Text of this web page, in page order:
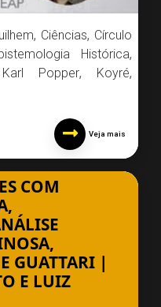
, Ciências, Círculo
Histórica,
Karl Popper, Koyré,
Veja mais
COM
GUATTARI |
E LUIZ